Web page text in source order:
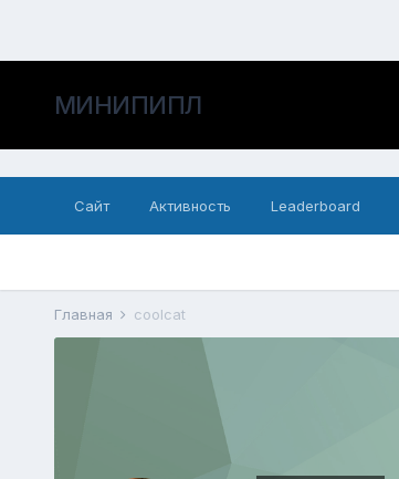
МИНИПИПЛ
Сайт Активность Leaderboard
Главная coolcat